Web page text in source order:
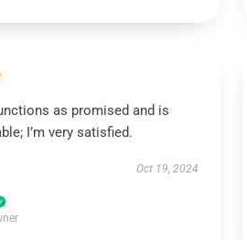
as promised and is
I’m very satisfied.
Oct 19, 2024